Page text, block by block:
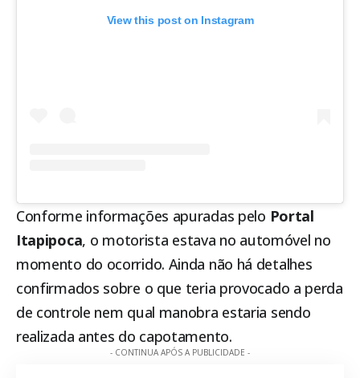
View this post on Instagram
Conforme informações apuradas pelo Portal
Itapipoca, o motorista estava no automóvel no
momento do ocorrido. Ainda não há detalhes
confirmados sobre o que teria provocado a perda
de controle nem qual manobra estaria sendo
realizada antes do capotamento.
- CONTINUA APÓS A PUBLICIDADE -